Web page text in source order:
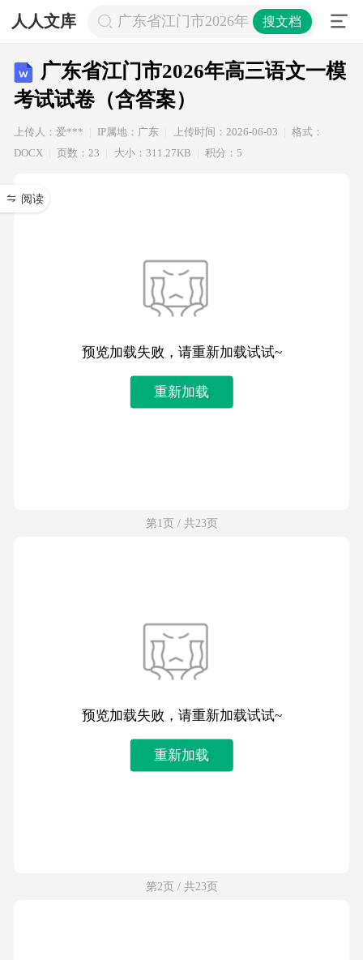
人人文库 广东省江门市2026年高三语文一模考
搜文档
广东省江门市2026年高三语文一模
考试试卷（含答案）
上传人：爱*** IP属地：广东 上传时间：2026-06-03
格式：
DOCX
页数：23 大小：311.27KB 积分：5
阅读
预览加载失败，请重新加载试试~
重新加载
第1页 / 共23页
预览加载失败，请重新加载试试~
重新加载
第2页 / 共23页